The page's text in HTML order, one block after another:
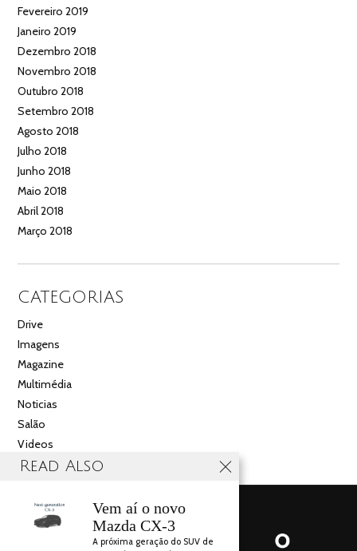
Fevereiro 2019
Janeiro 2019
Dezembro 2018
Novembro 2018
Outubro 2018
Setembro 2018
Agosto 2018
Julho 2018
Junho 2018
Maio 2018
Abril 2018
Março 2018
CATEGORIAS
Drive
Imagens
Magazine
Multimédia
Noticias
Salão
Videos
Read Also
Vem aí o novo
Mazda CX-3
A próxima geração do SUV de